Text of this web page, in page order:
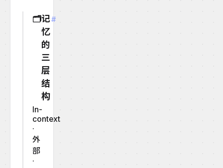
🗂️记
忆
的
三
层
结
构
#
In-
context
·
外
部
·